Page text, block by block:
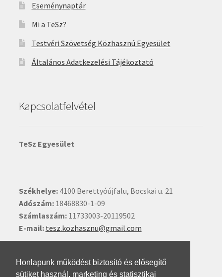
Honlapunk működést biztosító és elősegítő
sütiket használ, marketing és statisztikai
Eseménynaptár
Mi a TeSz?
Testvéri Szövetség Közhasznú Egyesület
Általános Adatkezelési Tájékoztató
Kapcsolatfelvétel
TeSz Egyesület
Székhelye:4100 Berettyóújfalu, Bocskai u. 21
Adószám:18468830-1-09
Számlaszám:11733003-20119502
E-mail: tesz.kozhasznu@gmail.com